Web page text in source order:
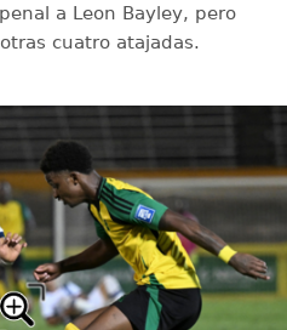
a Leon Bayley, pero
cuatro atajadas.